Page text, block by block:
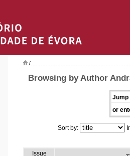
/
Browsing by Author
Jump
or
Sort by:
Issue